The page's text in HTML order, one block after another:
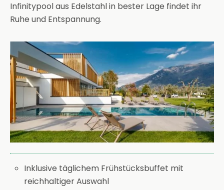
Infinitypool aus Edelstahl in bester Lage findet ihr
Ruhe und Entspannung.
Inklusive täglichem Frühstücksbuffet mit
reichhaltiger Auswahl